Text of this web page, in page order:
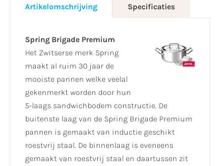
Artikelomschrijving Specificaties
Spring Brigade Premium
Het Zwitserse merk Spring
maakt al ruim 30 jaar de
mooiste pannen welke veelal
gekenmerkt worden door hun
5-laags sandwichbodem constructie. De
buitenste laag van de Spring Brigade Premium
pannen is gemaakt van inductie geschikt
roestvrij staal. De binnenlaag is eveneens
gemaakt van roestvrij staal en daartussen zit